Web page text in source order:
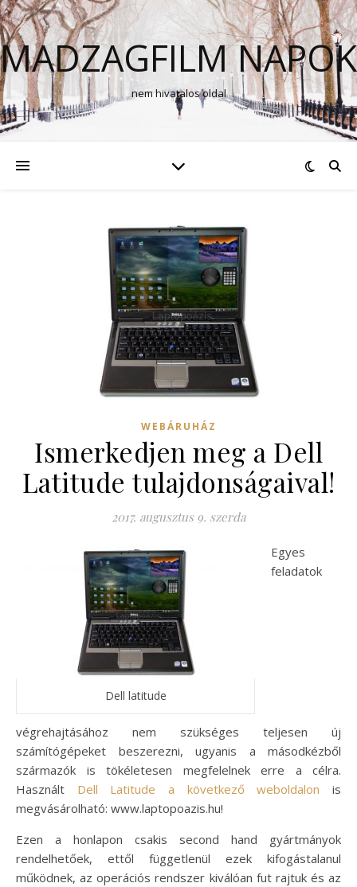
MADZAGFILM NAPOK
nem hivatalos oldal
WEBÁRUHÁZ
Ismerkedjen meg a Dell
Latitude tulajdonságaival!
2017. augusztus 9. szerda
Dell latitude
Egyes
feladatok
végrehajtásához nem szükséges teljesen új
számítógépeket beszerezni, ugyanis a másodkézből
származók is tökéletesen megfelelnek erre a célra.
Használt Dell Latitude a következő weboldalon is
megvásárolható: www.laptopoazis.hu!
Ezen a honlapon csakis second hand gyártmányok
rendelhetőek, ettől függetlenül ezek kifogástalanul
működnek, az operációs rendszer kiválóan fut rajtuk és az